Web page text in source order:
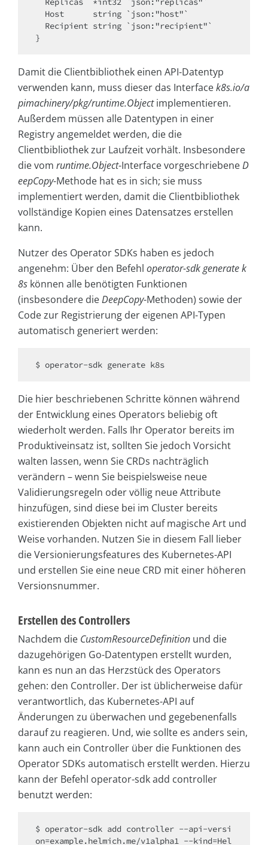
Damit die Clientbibliothek einen API-Datentyp
verwenden kann, muss dieser das Interfacek8s.io/a
pimachinery/pkg/runtime.Objectimplementieren.
Außerdem müssen alle Datentypen in einer
Registry angemeldet werden, die die
Clientbibliothek zur Laufzeit vorhält. Insbesondere
die vom runtime.Object-Interface vorgeschriebeneD
eepCopy-Methode hat es in sich; sie muss
implementiert werden, damit die Clientbibliothek
vollständige Kopien eines Datensatzes erstellen
kann.
Nutzer des Operator SDKs haben es jedoch
angenehm: Über den Befehl operator-sdk generate k
8s können alle benötigten Funktionen
(insbesondere dieDeepCopy-Methoden) sowie der
Code zur Registrierung der eigenen API-Typen
automatisch generiert werden:
Die hier beschriebenen Schritte können während
der Entwicklung eines Operators beliebig oft
wiederholt werden. Falls Ihr Operator bereits im
Produktiveinsatz ist, sollten Sie jedoch Vorsicht
walten lassen, wenn Sie CRDs nachträglich
verändern – wenn Sie beispielsweise neue
Validierungsregeln oder völlig neue Attribute
hinzufügen, sind diese bei im Cluster bereits
existierenden Objekten nicht auf magische Art und
Weise vorhanden. Nutzen Sie in diesem Fall lieber
die Versionierungsfeatures des Kubernetes-API
und erstellen Sie eine neue CRD mit einer höheren
Versionsnummer.
Erstellen des Controllers
Nachdem die CustomResourceDefinition und die
dazugehörigen Go-Datentypen erstellt wurden,
kann es nun an das Herzstück des Operators
gehen: den Controller. Der ist üblicherweise dafür
verantwortlich, das Kubernetes-API auf
Änderungen zu überwachen und gegebenenfalls
darauf zu reagieren. Und, wie sollte es anders sein,
kann auch ein Controller über die Funktionen des
Operator SDKs automatisch erstellt werden. Hierzu
kann der Befehl operator-sdk add controller
benutzt werden:
$ operator-sdk add controller --api-versi
on=example.helmich.me/v1alpha1 --kind=Hel